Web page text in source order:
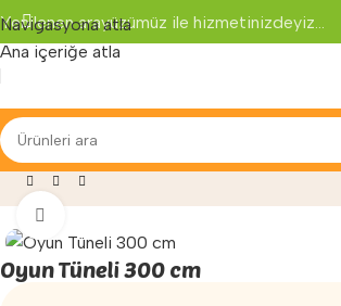
Navigasyona atla
Ana içeriğe atla
Yenilenen arayüzümüz ile hizmetinizdeyiz...
ve Egzersiz
Oyun Tüneli 300 cm